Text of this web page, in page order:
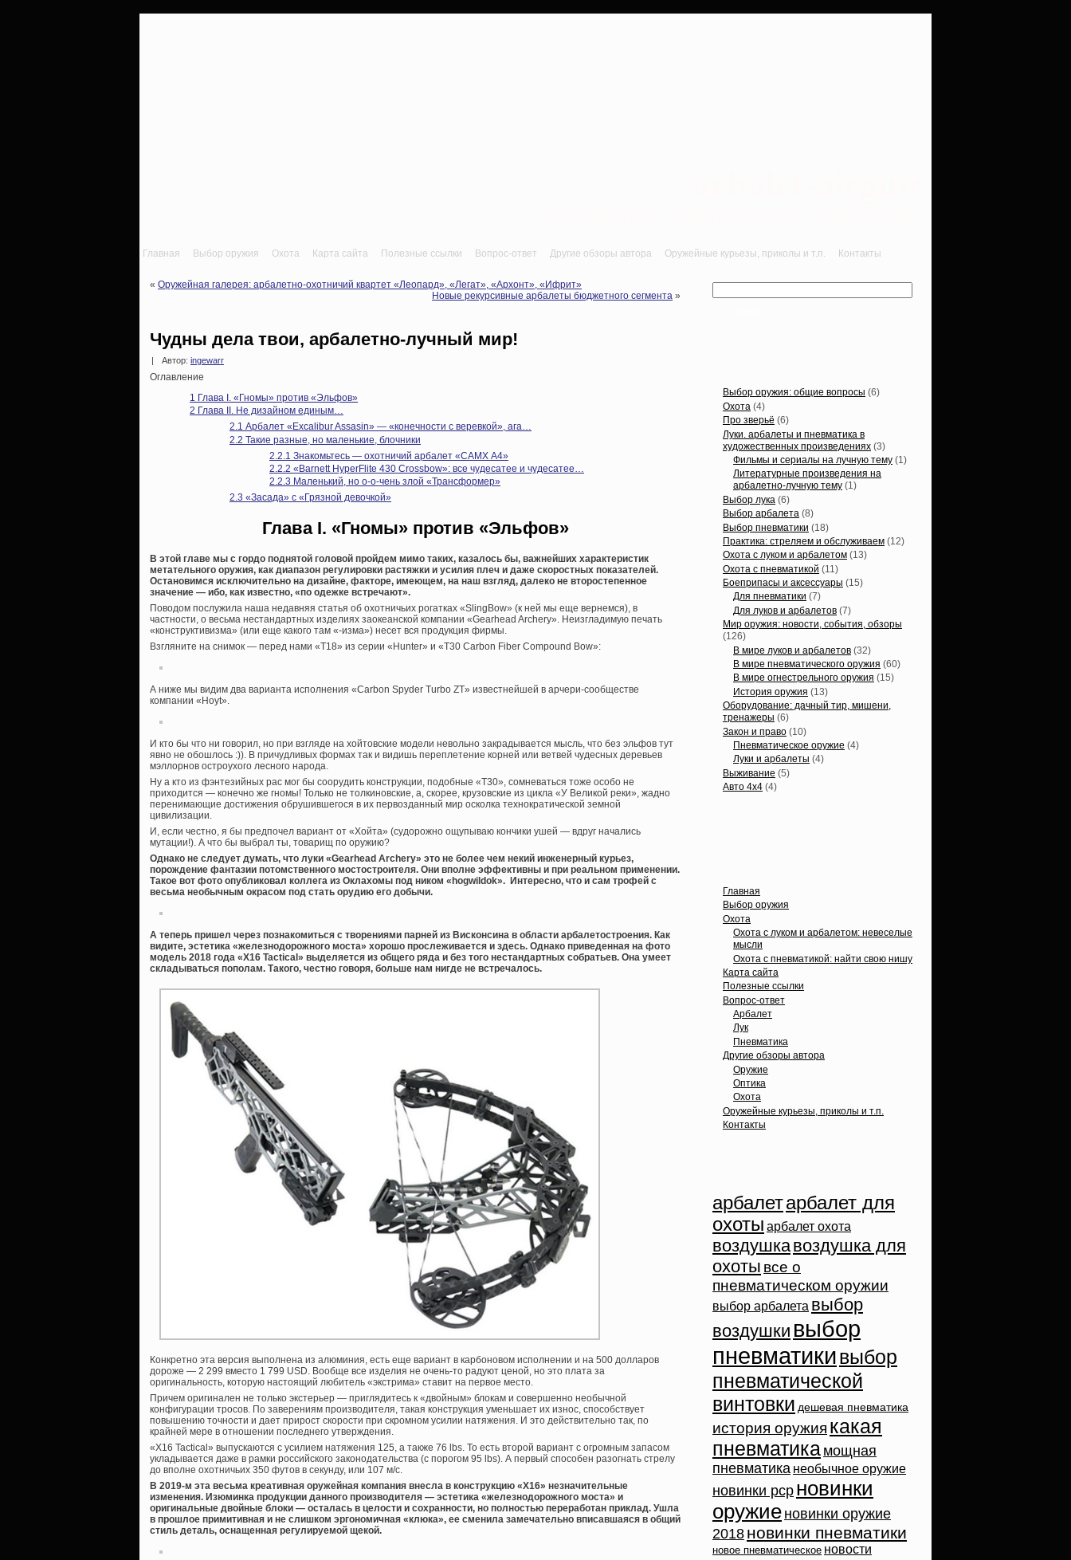
Главная Выбор оружия Охота Карта сайта Полезные ссылки Вопрос-ответ Другие обзоры автора Оружейные курьезы, приколы и т.п. Контакты
« Оружейная галерея: арбалетно-охотничий квартет «Леопард», «Легат», «Архонт», «Ифрит»
Новые рекурсивные арбалеты бюджетного сегмента »
Чудны дела твои, арбалетно-лучный мир!
| Автор: ingewarr
Оглавление
1 Глава I. «Гномы» против «Эльфов»
2 Глава II. Не дизайном единым…
2.1 Арбалет «Excalibur Assasin» — «конечности с веревкой», ага…
2.2 Такие разные, но маленькие, блочники
2.2.1 Знакомьтесь — охотничий арбалет «CAMX А4»
2.2.2 «Barnett HyperFlite 430 Crossbow»: все чудесатее и чудесатее…
2.2.3 Маленький, но о-о-чень злой «Трансформер»
2.3 «Засада» с «Грязной девочкой»
Глава I. «Гномы» против «Эльфов»
В этой главе мы с гордо поднятой головой пройдем мимо таких, казалось бы, важнейших характеристик
метательного оружия, как диапазон регулировки растяжки и усилия плеч и даже скоростных показателей.
Остановимся исключительно на дизайне, факторе, имеющем, на наш взгляд, далеко не второстепенное
значение — ибо, как известно, «по одежке встречают».
Поводом послужила наша недавняя статья об охотничьих рогатках «SlingBow» (к ней мы еще вернемся), в
частности, о весьма нестандартных изделиях заокеанской компании «Gearhead Archery». Неизгладимую печать
«конструктивизма» (или еще какого там «-изма») несет вся продукция фирмы.
Взгляните на снимок — перед нами «Т18» из серии «Hunter» и «T30 Carbon Fiber Compound Bow»:
А ниже мы видим два варианта исполнения «Carbon Spyder Turbo ZT» известнейшей в арчери-сообществе
компании «Hoyt».
И кто бы что ни говорил, но при взгляде на хойтовские модели невольно закрадывается мысль, что без эльфов тут
явно не обошлось :)). В причудливых формах так и видишь переплетение корней или ветвей чудесных деревьев
мэллорнов остроухого лесного народа.
Ну а кто из фэнтезийных рас мог бы соорудить конструкции, подобные «Т30», сомневаться тоже особо не
приходится — конечно же гномы! Только не толкиновские, а, скорее, крузовские из цикла «У Великой реки», жадно
перенимающие достижения обрушившегося в их первозданный мир осколка технократической земной
цивилизации.
И, если честно, я бы предпочел вариант от «Хойта» (судорожно ощупываю кончики ушей — вдруг начались
мутации!). А что бы выбрал ты, товарищ по оружию?
Однако не следует думать, что луки «Gearhead Archery» это не более чем некий инженерный курьез,
порождение фантазии потомственного мостостроителя. Они вполне эффективны и при реальном применении.
Такое вот фото опубликовал коллега из Оклахомы под ником «hogwildok». Интересно, что и сам трофей с
весьма необычным окрасом под стать орудию его добычи.
А теперь пришел через познакомиться с творениями парней из Висконсина в области арбалетостроения. Как
видите, эстетика «железнодорожного моста» хорошо прослеживается и здесь. Однако приведенная на фото
модель 2018 года «X16 Tactical» выделяется из общего ряда и без того нестандартных собратьев. Она умеет
складываться пополам. Такого, честно говоря, больше нам нигде не встречалось.
Конкретно эта версия выполнена из алюминия, есть еще вариант в карбоновом исполнении и на 500 долларов
дороже — 2 299 вместо 1 799 USD. Вообще все изделия не очень-то радуют ценой, но это плата за
оригинальность, которую настоящий любитель «экстрима» ставит на первое место.
Причем оригинален не только экстерьер — приглядитесь к «двойным» блокам и совершенно необычной
конфигурации тросов. По заверениям производителя, такая конструкция уменьшает их износ, способствует
повышению точности и дает прирост скорости при скромном усилии натяжения. И это действительно так, по
крайней мере в отношении последнего утверждения.
«X16 Tactical» выпускаются с усилием натяжения 125, а также 76 lbs. То есть второй вариант с огромным запасом
укладывается даже в рамки российского законодательства (с порогом 95 lbs). А первый способен разогнать стрелу
до вполне охотничьих 350 футов в секунду, или 107 м/с.
В 2019-м эта весьма креативная оружейная компания внесла в конструкцию «Х16» незначительные
изменения. Изюминка продукции данного производителя — эстетика «железнодорожного моста» и
оригинальные двойные блоки — осталась в целости и сохранности, но полностью переработан приклад. Ушла
в прошлое примитивная и не слишком эргономичная «клюка», ее сменила замечательно вписавшаяся в общий
стиль деталь, оснащенная регулируемой щекой.
Выбор оружия: общие вопросы (6)
Охота (4)
Про зверьё (6)
Луки. арбалеты и пневматика в
художественных произведениях (3)
Фильмы и сериалы на лучную тему (1)
Литературные произведения на
арбалетно-лучную тему (1)
Выбор лука (6)
Выбор арбалета (8)
Выбор пневматики (18)
Практика: стреляем и обслуживаем (12)
Охота с луком и арбалетом (13)
Охота с пневматикой (11)
Боеприпасы и аксессуары (15)
Для пневматики (7)
Для луков и арбалетов (7)
Мир оружия: новости, события, обзоры
(126)
В мире луков и арбалетов (32)
В мире пневматического оружия (60)
В мире огнестрельного оружия (15)
История оружия (13)
Оборудование: дачный тир, мишени,
тренажеры (6)
Закон и право (10)
Пневматическое оружие (4)
Луки и арбалеты (4)
Выживание (5)
Авто 4х4 (4)
Главная
Выбор оружия
Охота
Охота с луком и арбалетом: невеселые
мысли
Охота с пневматикой: найти свою нишу
Карта сайта
Полезные ссылки
Вопрос-ответ
Арбалет
Лук
Пневматика
Другие обзоры автора
Оружие
Оптика
Охота
Оружейные курьезы, приколы и т.п.
Контакты
арбалетарбалет для
охоты арбалет охота
воздушкавоздушка для
охоты все о
пневматическом оружии
выбор арбалета выбор
воздушки выбор
пневматикивыбор
пневматической
винтовки дешевая пневматика
история оружия какая
пневматика мощная
пневматика необычное оружие
новинки pcp новинки
оружие новинки оружие
2018 новинки пневматики
новое пневматическое новости